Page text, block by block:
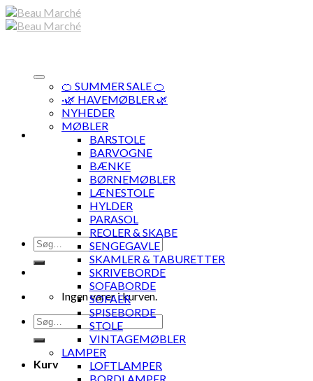
Skip
to
Søg
efter:
Ingen varer i kurven.
Søg
efter:
Kurv
🍊 SUMMER SALE 🍊
·🌿 HAVEMØBLER 🌿
NYHEDER
MØBLER
BARSTOLE
BARVOGNE
BÆNKE
BØRNEMØBLER
LÆNESTOLE
HYLDER
PARASOL
REOLER & SKABE
SENGEGAVLE
SKAMLER & TABURETTER
SKRIVEBORDE
SOFABORDE
SOFAER
SPISEBORDE
STOLE
VINTAGEMØBLER
LAMPER
LOFTLAMPER